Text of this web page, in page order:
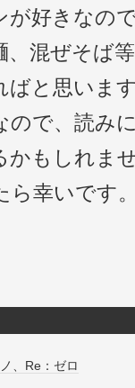
が好きなの
、混ぜそば
ばと思いま
ので、読み
かもしれま
ら幸いです
、Re：ゼロ